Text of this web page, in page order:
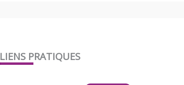
LIENS PRATIQUES